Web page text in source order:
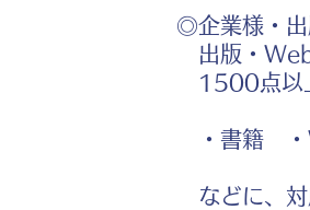
◎企業様・出
出版・Web
1500点以
・書籍 ・
などに、対